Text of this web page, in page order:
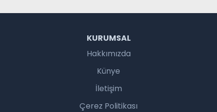
KURUMSAL
Hakkımızda
Künye
İletişim
Çerez Politikası